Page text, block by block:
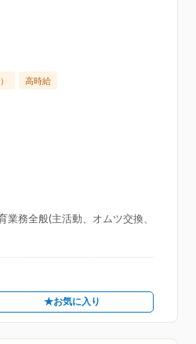
高時給
務全般(主活動、オムツ交換、
★お気に入り